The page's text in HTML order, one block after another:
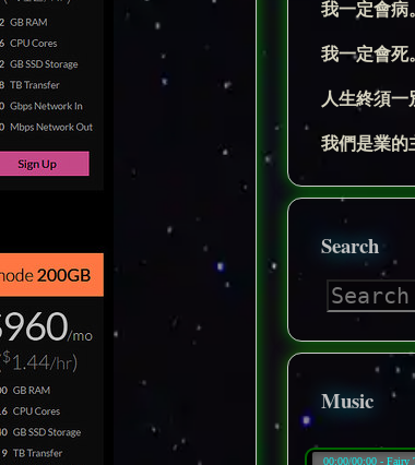
我一定會病
我一定會死
人生終須一
我們是業的
Search
Music